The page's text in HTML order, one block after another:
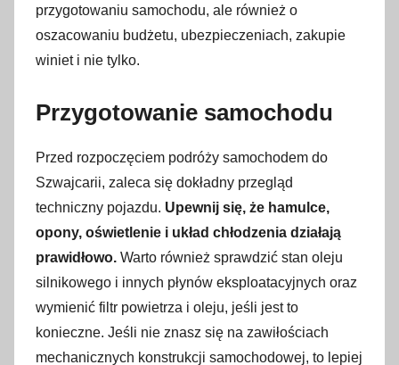
z
e
ś
2
0
2
3
przygotowaniu samochodu, ale również o
oszacowaniu budżetu, ubezpieczeniach, zakupie
winiet i nie tylko.
Przygotowanie samochodu
Przed rozpoczęciem podróży samochodem do
Szwajcarii, zaleca się dokładny przegląd
techniczny pojazdu. Upewnij się, że hamulce,
opony, oświetlenie i układ chłodzenia działają
prawidłowo. Warto również sprawdzić stan oleju
silnikowego i innych płynów eksploatacyjnych oraz
wymienić filtr powietrza i oleju, jeśli jest to
konieczne. Jeśli nie znasz się na zawiłościach
mechanicznych konstrukcji samochodowej, to lepiej